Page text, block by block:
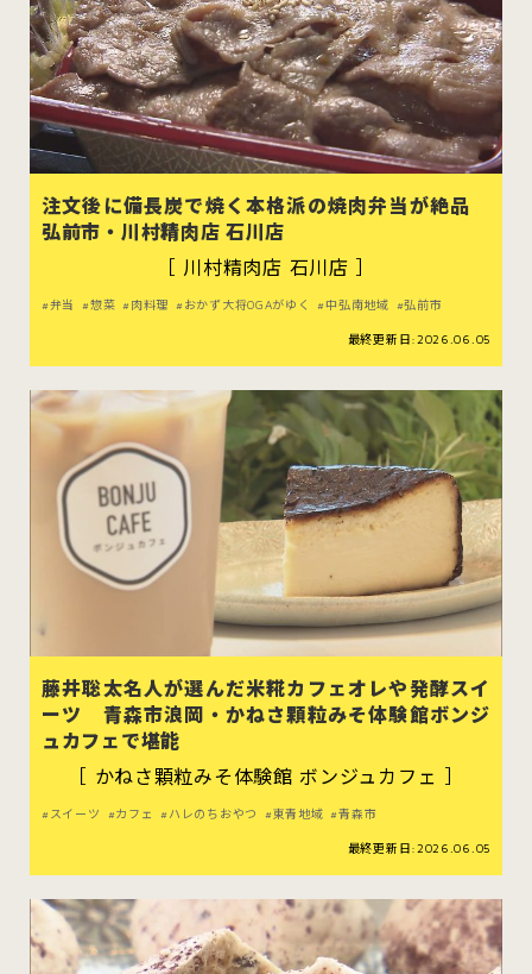
注文後に備長炭で焼く本格派の焼肉弁当が絶品
弘前市・川村精肉店 石川店
［ 川村精肉店 石川店 ］
弁当 惣菜 肉料理 おかず大将OGAがゆく 中弘南地域 弘前市
最終更新日:2026.06.05
藤井聡太名人が選んだ米糀カフェオレや発酵スイ
ーツ 青森市浪岡・かねさ顆粒みそ体験館ボンジ
ュカフェで堪能
［ かねさ顆粒みそ体験館 ボンジュカフェ ］
スイーツ カフェ ハレのちおやつ 東青地域 青森市
最終更新日:2026.06.05